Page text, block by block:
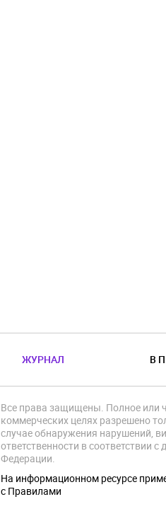
ЖУРНАЛ В
Все права защищены. Полное или
коммерческих целях разрешено
случае обнаружения нарушений,
ответственности в соответствии
Федерации.
На информационном ресурсе
с Правилами